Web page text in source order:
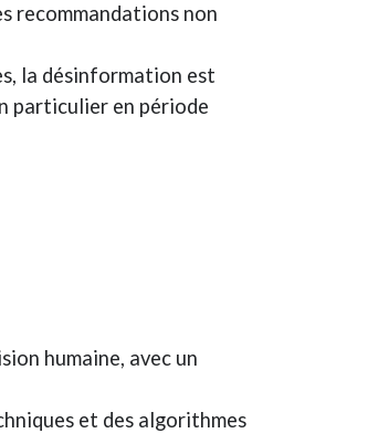
recommandations non
la désinformation est
particulier en période
humaine, avec un
et des algorithmes